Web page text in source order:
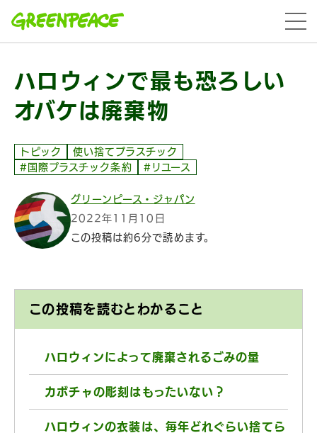
menu
ハロウィンで最も恐ろしい
オバケは廃棄物
トピック
使い捨てプラスチック
#国際プラスチック条約
#リユース
グリーンピース・ジャパン
2022年11月10日
この投稿は約6分で読めます。
この投稿を読むとわかること
ハロウィンによって廃棄されるごみの量
カボチャの彫刻はもったいない？
ハロウィンの衣装は、毎年どれぐらい捨てら